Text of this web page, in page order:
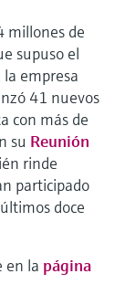
millones de
supuso el
empresa
41 nuevos
con más de
su Reunión
rinde
participado
doce
en la página